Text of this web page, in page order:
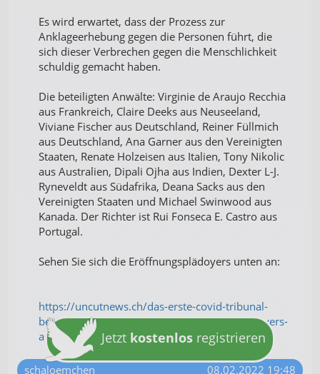
Es wird erwartet, dass der Prozess zur
Anklageerhebung gegen die Personen führt, die
sich dieser Verbrechen gegen die Menschlichkeit
schuldig gemacht haben.
Die beteiligten Anwälte: Virginie de Araujo Recchia
aus Frankreich, Claire Deeks aus Neuseeland,
Viviane Fischer aus Deutschland, Reiner Füllmich
aus Deutschland, Ana Garner aus den Vereinigten
Staaten, Renate Holzeisen aus Italien, Tony Nikolic
aus Australien, Dipali Ojha aus Indien, Dexter L-J.
Ryneveldt aus Südafrika, Deana Sacks aus den
Vereinigten Staaten und Michael Swinwood aus
Kanada. Der Richter ist Rui Fonseca E. Castro aus
Portugal.
Sehen Sie sich die Eröffnungsplädoyers unten an:
https://uncutnews.ch/das-erste-covid-tribunal-
beginnt-sehen-sie-sich-die-eroeffnungsplaedoyers-
an/
schaloemchen 08.02.2022 19:48
Jetzt kostenlos registrieren